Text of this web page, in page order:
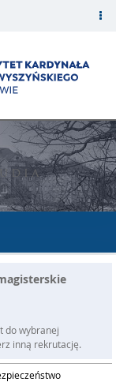
do wybranej
inną rekrutację.